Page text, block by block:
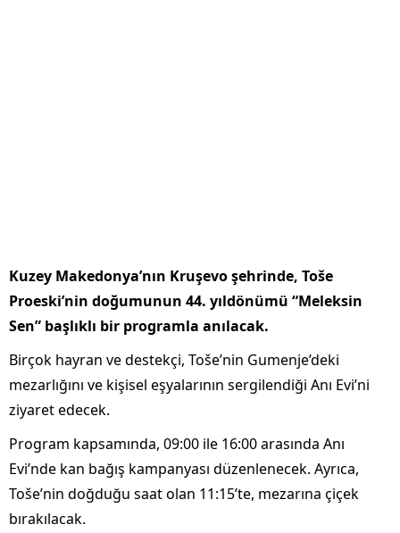
Kuzey Makedonya’nın Kruşevo şehrinde, Toše
Proeski’nin doğumunun 44. yıldönümü “Meleksin
Sen” başlıklı bir programla anılacak.
Birçok hayran ve destekçi, Toše’nin Gumenje’deki
mezarlığını ve kişisel eşyalarının sergilendiği Anı Evi’ni
ziyaret edecek.
Program kapsamında, 09:00 ile 16:00 arasında Anı
Evi’nde kan bağış kampanyası düzenlenecek. Ayrıca,
Toše’nin doğduğu saat olan 11:15’te, mezarına çiçek
bırakılacak.